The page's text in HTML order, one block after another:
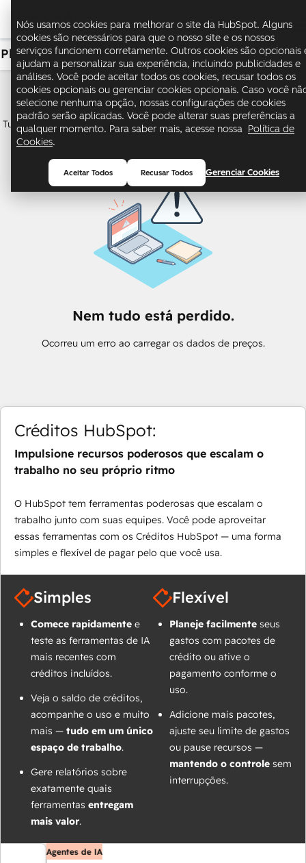
Nós usamos cookies para melhorar o site da HubSpot. Alguns
cookies são necessários para que o nosso site e os nossos
serviços funcionem corretamente. Outros cookies são opcionais
ajudam a personalizar sua experiência, incluindo publicidades e
análises. Você pode aceitar todos os cookies, recusar todos os
cookies opcionais ou gerenciar cookies opcionais. Caso você
selecione nenhuma opção, nossas configurações de cookies
padrão serão aplicadas. Você pode alterar suas preferências a
qualquer momento. Para saber mais, acesse nossa Política de
Cookies.
Gerenciar Cookies
Aceitar Todos Recusar Todos
Plataforma de Cliente USD
Plataforma de Cliente
Tudo o que você precisa para expandir seus negócios, agrupado e
Nem tudo está perdido.
Ocorreu um erro ao carregar os dados de preços.
Créditos HubSpot:
Impulsione recursos poderosos que escalam o
trabalho no seu próprio ritmo
O HubSpot tem ferramentas poderosas que escalam o
trabalho junto com suas equipes. Você pode aproveitar
essas ferramentas com os Créditos HubSpot — uma forma
simples e flexível de pagar pelo que você usa.
Simples
Comece rapidamente e
teste as ferramentas de IA
mais recentes com
créditos incluídos.
Veja o saldo de créditos,
acompanhe o uso e muito
mais — tudo em um único
espaço de trabalho.
Gere relatórios sobre
exatamente quais
ferramentas entregam
mais valor.
Flexível
Planeje facilmente seus
gastos com pacotes de
crédito ou ative o
pagamento conforme o
uso.
Adicione mais pacotes,
ajuste seu limite de gastos
ou pause recursos —
mantendo o controle sem
interrupções.
Agentes de IA